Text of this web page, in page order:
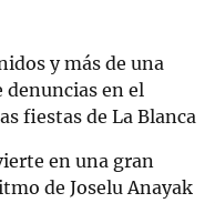
y más de una
en el
fiestas de La Blanca
en una gran
de Joselu Anayak